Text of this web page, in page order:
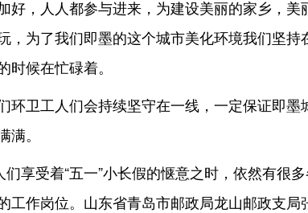
好，人人都参与进来，为建设美丽的家乡，美
，为了我们即墨的这个城市美化环境我们坚持
时候在忙碌着。
环卫工人们会持续坚守在一线，一定保证即墨
满。
们享受着“五一”小长假的惬意之时，依然有很
工作岗位。山东省青岛市邮政局龙山邮政支局